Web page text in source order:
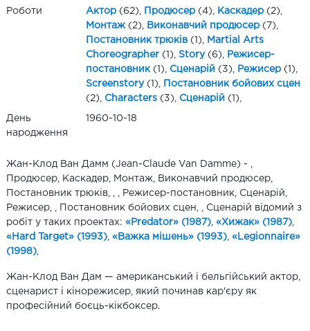
Роботи Актор (62), Продюсер (4), Каскадер (2),
Монтаж (2), Виконавчий продюсер (7),
Постановник трюків (1),
Martial Arts
Choreographer (1), Story(6),
Режисер-
постановник(1), Сценарій (3), Режисер (1),
Screenstory(1),
Постановник бойових сцен
(2), Characters (3), Сценарій (1),
День
народження
1960-10-18
Жан-Клод Ван Дамм (Jean-Claude Van Damme) - ,
Продюсер, Каскадер, Монтаж, Виконавчий продюсер,
Постановник трюків, , , Режисер-постановник, Сценарій,
Режисер, , Постановник бойових сцен, , Сценарій відомий з
робіт у таких проектах: «Predator» (1987) «Хижак» (1987)
«Hard Target» (1993) «Важка мішень» (1993) «Legionnaire»
(1998)
Жан-Клод Ван Дам — американський і бельгійський актор,
сценарист і кінорежисер, який починав кар'єру як
професійний боєць-кікбоксер.